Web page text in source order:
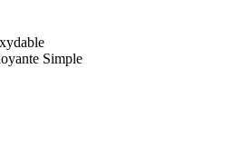
Simple